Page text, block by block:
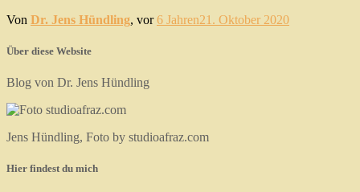
Von Dr. Jens Hündling, vor6 Jahren21. Oktober 2020
Über diese Website
Blog von Dr. Jens Hündling
Jens Hündling, Foto by studioafraz.com
Hier findest du mich